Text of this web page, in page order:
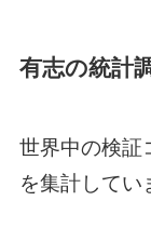
有志の統計
世界中の検証
を集計してい